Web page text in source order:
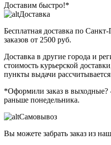
Доставим быстро!*
Доставка
Бесплатная доставка по Санкт-
заказов от 2500 руб.
Доставка в другие города и
стоимость курьерской
пункты выдачи
*Оформили заказ в выходные?
раньше понедельника.
Самовывоз
Вы можете забрать заказ из